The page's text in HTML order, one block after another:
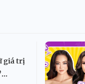
giá trị